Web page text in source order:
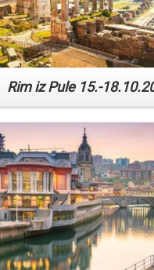
Rim iz Pule 15.-
Read More
Baskija i La Rioja 20.-